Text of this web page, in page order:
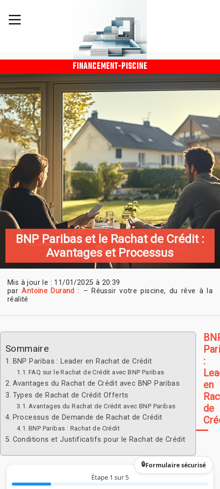
FINANCEMENT-PISCINE
BNP Paribas et le Rachat de Crédit :
Avantages et Processus
Mis à jour le : 11/01/2025 à 20:39
parAntoine Durand : – Réussir votre piscine, du rêve à la
réalité
Sommaire
BNP Paribas : Leader en Rachat de Crédit
FAQ sur le Rachat de Crédit avec BNP Paribas
Avantages du Rachat de Crédit avec BNP Paribas
Types de Rachat de Crédit Offerts
Avantages du Rachat de Crédit avec BNP Paribas
Processus de Demande de Rachat de Crédit
BNP Paribas : Rachat de Crédit
Conditions et Justificatifs pour le Rachat de Crédit
:
en
de
Étape 1 sur 5
Formulaire sécurisé